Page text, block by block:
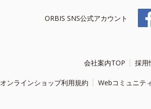
ORBIS SNS公式アカウント
会社案内TOP 採用
オンラインショップ利用規約 Webコミュニテ